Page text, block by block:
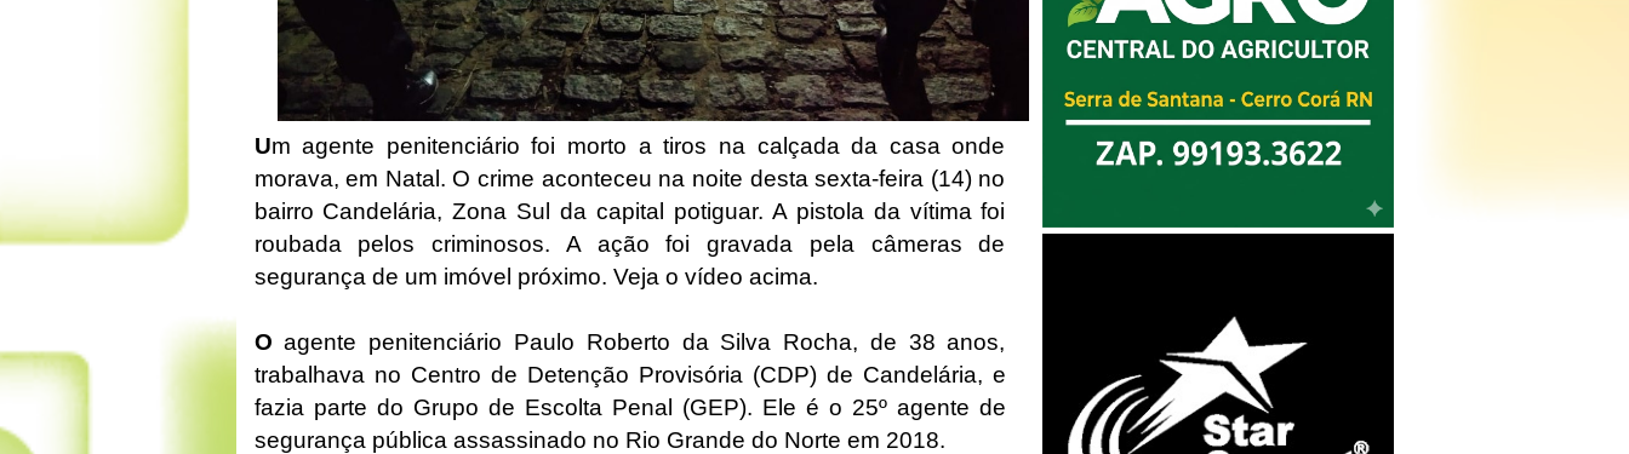
Um agente penitenciário foi morto a tiros na calçada da casa onde
morava, em Natal. O crime aconteceu na noite desta sexta-feira (14) no
bairro Candelária, Zona Sul da capital potiguar. A pistola da vítima foi
roubada pelos criminosos. A ação foi gravada pela câmeras de
segurança de um imóvel próximo. Veja o vídeo acima.
O agente penitenciário Paulo Roberto da Silva Rocha, de 38 anos,
trabalhava no Centro de Detenção Provisória (CDP) de Candelária, e
fazia parte do Grupo de Escolta Penal (GEP). Ele é o 25º agente de
segurança pública assassinado no Rio Grande do Norte em 2018.